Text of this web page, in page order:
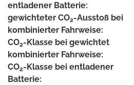
entladener Batterie:
gewichteter CO2-Ausstoß bei
kombinierter Fahrweise:
CO2-Klasse bei gewichtet
kombinierter Fahrweise:
CO2-Klasse bei entladener
Batterie: